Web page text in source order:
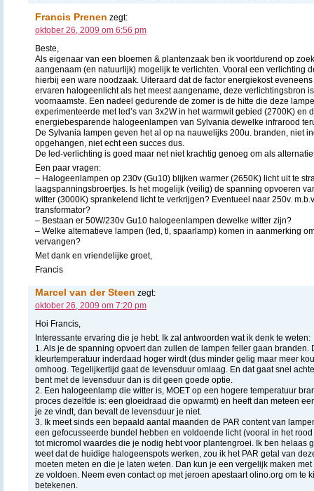
Francis Prenen zegt:
oktober 26, 2009 om 6:56 pm
Beste,
Als eigenaar van een bloemen & plantenzaak ben ik voortdurend op
aangenaam (en natuurlijk) mogelijk te verlichten. Vooral een verlichting
hierbij een ware noodzaak. Uiteraard dat de factor energiekost
ervaren halogeenlicht als het meest aangename, deze verlichtingsbron
voornaamste. Een nadeel gedurende de zomer is de hitte die deze
experimenteerde met led’s van 3x2W in het warmwit gebied (2700K) en
energiebesparende halogeenlampen van Sylvania dewelke infrarood
De Sylvania lampen geven het al op na nauwelijks 200u. branden, niet
opgehangen, niet echt een succes dus.
De led-verlichting is goed maar net niet krachtig genoeg om als
Een paar vragen:
– Halogeenlampen op 230v (Gu10) blijken warmer (2650K) licht uit te
laagspanningsbroertjes. Is het mogelijk (veilig) de spanning opvoeren
witter (3000K) sprankelend licht te verkrijgen? Eventueel naar 250v.
transformator?
– Bestaan er 50W/230v Gu10 halogeenlampen dewelke witter zijn?
– Welke alternatieve lampen (led, tl, spaarlamp) komen in aanmerking
vervangen?
Met dank en vriendelijke groet,
Francis
Marcel van der Steen zegt:
oktober 26, 2009 om 7:20 pm
Hoi Francis,
Interessante ervaring die je hebt. Ik zal antwoorden wat ik denk te weten:
1. Als je de spanning opvoert dan zullen de lampen feller gaan branden.
kleurtemperatuur inderdaad hoger wirdt (dus minder gelig maar meer
omhoog. Tegelijkertijd gaat de levensduur omlaag. En dat gaat snel
bent met de levensduur dan is dit geen goede optie.
2. Een halogeenlamp die witter is, MOET op een hogere temperatuur
proces dezelfde is: een gloeidraad die opwarmt) en heeft dan meteen
je ze vindt, dan bevalt de levensduur je niet.
3. Ik meet sinds een bepaald aantal maanden de PAR content van
een gefocusseerde bundel hebben en voldoende licht (vooral in het
tot micromol waardes die je nodig hebt voor plantengroei. Ik ben helaas
weet dat de huidige halogeenspots werken, zou ik het PAR getal van
moeten meten en die je laten weten. Dan kun je een vergelijk maken
ze voldoen. Neem even contact op met jeroen apestaart olino.org om te
betekenen.